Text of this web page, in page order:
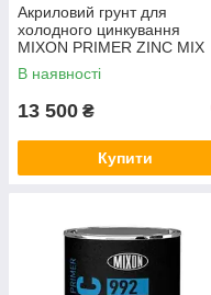
Акриловий грунт для
холодного цинкування
MIXON PRIMER ZINC MIX
988 30 кг
В наявності
13 500 ₴
Купити